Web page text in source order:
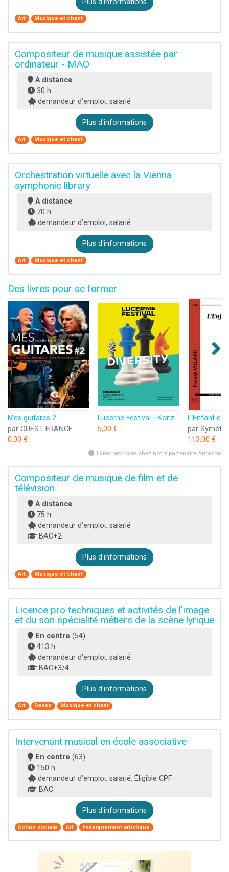
Plus d'informations
Art Musique et chant
Compositeur de musique assistée par
ordinateur - MAO
À distance
30 h
demandeur d’emploi, salarié
Plus d'informations
Art Musique et chant
Orchestration virtuelle avec la Vienna
symphonic library
À distance
70 h
demandeur d’emploi, salarié
Plus d'informations
Art Musique et chant
Des livres pour se former
Mes guitares 2
par OUEST FRANCE
0,00 €
Lucerne Festival - Konzertprogramm Cecilia Bartoli & Les Musiciens du Prince-Monaco: Les Musiciens du Prince-Monaco | Gianluca Capuano | Cecilia Bartoli und weitere Solist*innen (German Edition)
5,00 €
par
113,00 €
livres proposés chez notre partenaire Amazon
Compositeur de musique de film et de
télévision
À distance
75 h
demandeur d’emploi, salarié
BAC+2
Plus d'informations
Art Musique et chant
Licence pro techniques et activités de l'image
et du son spécialité métiers de la scène lyrique
En centre (54)
413 h
demandeur d’emploi, salarié
BAC+3/4
Plus d'informations
Art Danse Musique et chant
Intervenant musical en école associative
En centre (63)
150 h
demandeur d’emploi, salarié, Éligible CPF
BAC
Plus d'informations
Action sociale Art Enseignement artistique